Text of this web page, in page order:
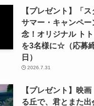
【プレゼント】「
サマー・キャンペー
念！オリジナル ト
を3名様に☆（応募
日）
2026.7.31
【プレゼント】映
る丘で、君とまた出